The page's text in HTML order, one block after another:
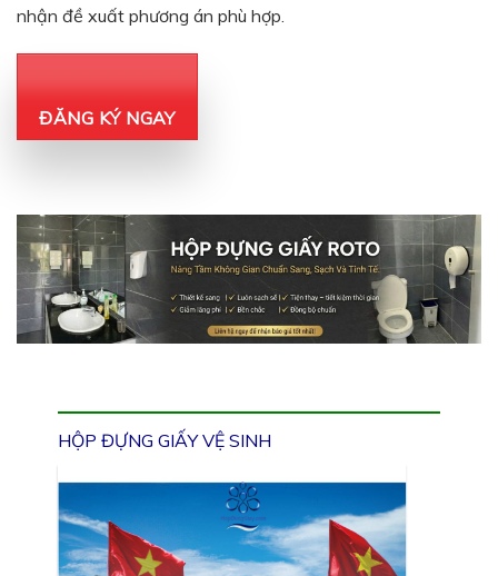
nhận đề xuất phương án phù hợp.
ĐĂNG KÝ NGAY
HỘP ĐỰNG GIẤY VỆ SINH